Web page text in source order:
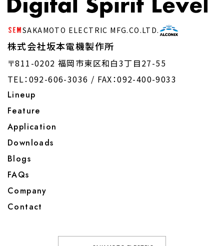
SAKAMOTO ELECTRIC MFG.CO.LTD.
株式会社坂本電機製作所
〒811-0202 福岡市東区和白3丁目27-55
TEL：092-606-3036 / FAX：092-400-9033
Lineup
Feature
Application
Downloads
Blogs
FAQs
Company
Contact